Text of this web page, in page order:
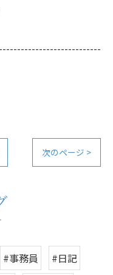
次のページ >
#事務員 #日記